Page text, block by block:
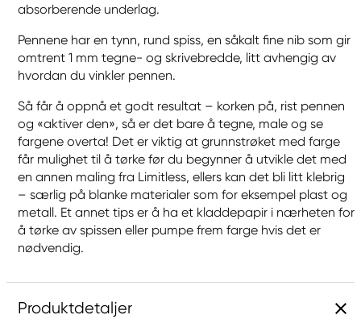
absorberende underlag.
Pennene har en tynn, rund spiss, en såkalt fine nib som gir
omtrent 1 mm tegne- og skrivebredde, litt avhengig av
hvordan du vinkler pennen.
Så får å oppnå et godt resultat – korken på, rist pennen
og «aktiver den», så er det bare å tegne, male og se
fargene overta! Det er viktig at grunnstrøket med farge
får mulighet til å tørke før du begynner å utvikle det med
en annen maling fra Limitless, ellers kan det bli litt klebrig
– særlig på blanke materialer som for eksempel plast og
metall. Et annet tips er å ha et kladdepapir i nærheten for
å tørke av spissen eller pumpe frem farge hvis det er
nødvendig.
Produktdetaljer